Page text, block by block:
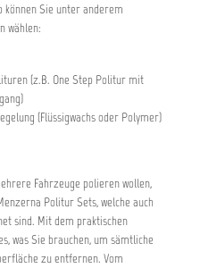
können Sie unter anderem
wählen:
(z.B. One Step Politur mit
(Flüssigwachs oder Polymer)
Fahrzeuge polieren wollen,
Politur Sets, welche auch
sind. Mit dem praktischen
was Sie brauchen, um sämtliche
zu entfernen. Vom